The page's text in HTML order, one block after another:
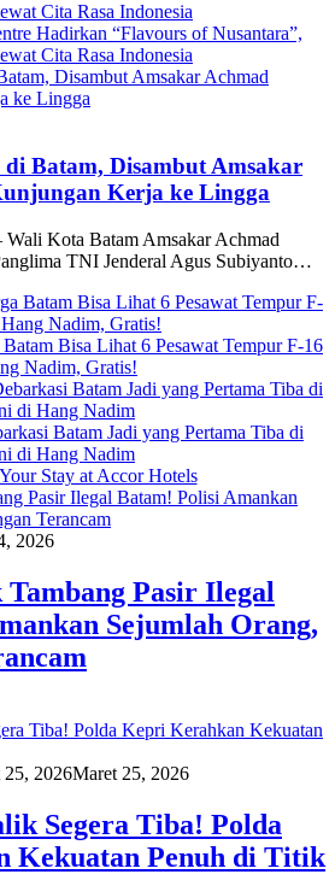
Hadirkan “Flavours of Nusantara”,
Cita Rasa Indonesia
Batam, Disambut Amsakar
Kerja ke Lingga
Wali Kota Batam Amsakar Achmad
TNI Jenderal Agus Subiyanto…
Bisa Lihat 6 Pesawat Tempur F-16
Nadim, Gratis!
Batam Jadi yang Pertama Tiba di
di Hang Nadim
2026
Pasir Ilegal
Sejumlah Orang,
25, 2026Maret 25, 2026
Segera Tiba! Polda
Kekuatan Penuh di Titik